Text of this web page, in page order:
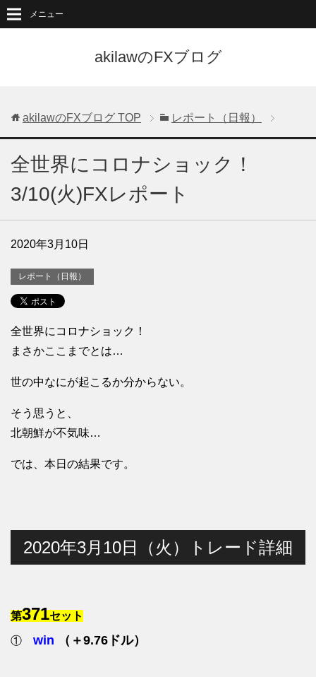
akilawのFXブログ
メニュー
akilawのFXブログ TOP レポート（日報）
全世界にコロナショック！
3/10(火)FXレポート
2020年3月10日
レポート（日報）
全世界にコロナショック！
まさかここまでとは…
世の中なにが起こるか分からない。
そう思うと、
北朝鮮が不気味…
では、本日の結果です。
2020年3月10日（火）トレード詳細
第371セット
① win （＋9.76ドル）